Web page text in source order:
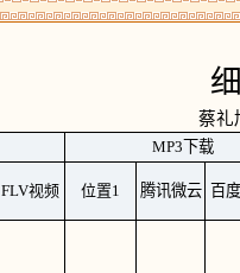
蔡礼
MP3下载
FLV视频 位置1 腾讯微云 百